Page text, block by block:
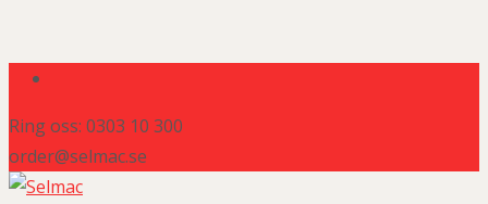
Ring oss: 0303 10 300
order@selmac.se